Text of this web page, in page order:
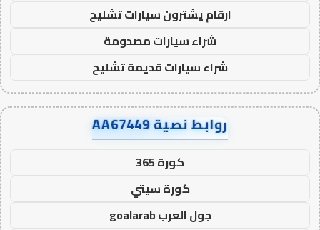
ارقام يشترون سيارات تشليح
شراء سيارات مصدومة
شراء سيارات قديمة تشليح
روابط نصية AA67449
كورة 365
كورة سيتي
جول العرب goalarab